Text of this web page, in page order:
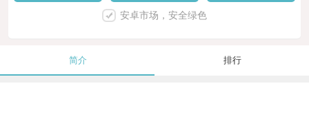
安卓市场，安全绿色
简介 排行